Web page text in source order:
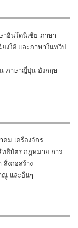
อินโดนีเซีย ภาษา
ยงใต้ และภาษาในทวีป
ภาษาญี่ปุ่น อังกฤษ
ม เครื่องจักร
ทธิบัตร กฎหมาย การ
สิ่งก่อสร้าง
ณู และอื่นๆ